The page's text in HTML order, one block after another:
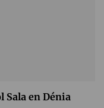
Sala en Dénia